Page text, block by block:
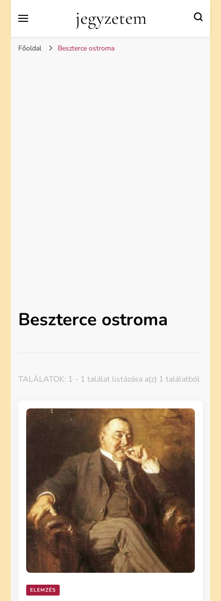
jegyzetem
Főoldal Beszterce ostroma
Beszterce ostroma
TALÁLATOK: 1 - 1 találat listázása a(z) 1 találatból
ELEMZÉS